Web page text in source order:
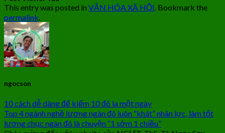
This entry was posted in VĂN HÓA XÃ HỘI. Bookmark the
permalink.
ngocson
10 cách dễ dàng để kiếm 10 đô la một ngày
Top 4 ngành nghề lương ngàn đô luôn “khát” nhân lực, làm tốt
lương chục ngàn đô là chuyện “1 sớm 1 chiều”